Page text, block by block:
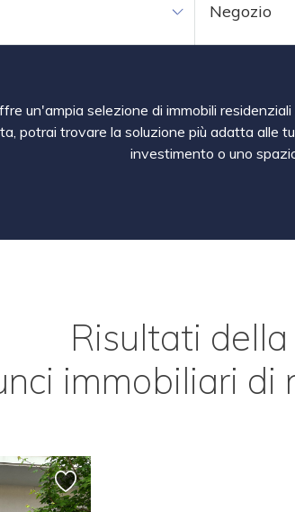
Negozio
un'ampia selezione di immobili
potrai trovare la soluzione più adatta alle
investimento o uno
Risultati
immobiliari di